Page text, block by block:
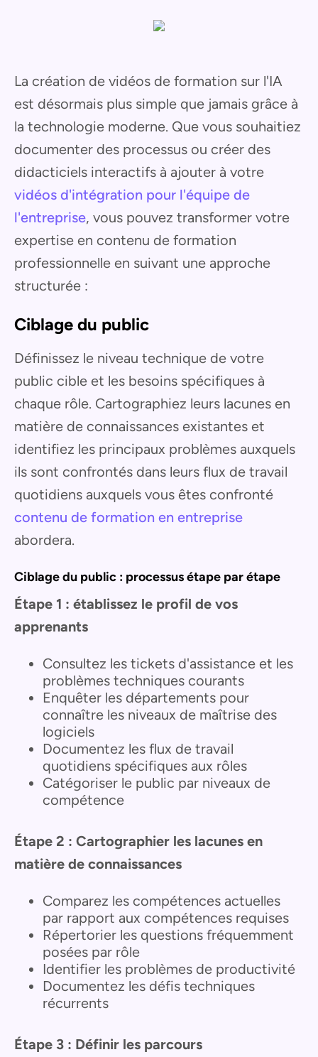
La création de vidéos de formation sur l'IA
est désormais plus simple que jamais grâce à
la technologie moderne. Que vous souhaitiez
documenter des processus ou créer des
didacticiels interactifs à ajouter à votre
vidéos d'intégration pour l'équipe de
l'entreprise, vous pouvez transformer votre
expertise en contenu de formation
professionnelle en suivant une approche
structurée :
Ciblage du public
Définissez le niveau technique de votre
public cible et les besoins spécifiques à
chaque rôle. Cartographiez leurs lacunes en
matière de connaissances existantes et
identifiez les principaux problèmes auxquels
ils sont confrontés dans leurs flux de travail
quotidiens auxquels vous êtes confronté
contenu de formation en entreprise
abordera.
Ciblage du public : processus étape par étape
Étape 1 : établissez le profil de vos
apprenants
Consultez les tickets d'assistance et les
problèmes techniques courants
Enquêter les départements pour
connaître les niveaux de maîtrise des
logiciels
Documentez les flux de travail
quotidiens spécifiques aux rôles
Catégoriser le public par niveaux de
compétence
Étape 2 : Cartographier les lacunes en
matière de connaissances
Comparez les compétences actuelles
par rapport aux compétences requises
Répertorier les questions fréquemment
posées par rôle
Identifier les problèmes de productivité
Documentez les défis techniques
récurrents
Étape 3 : Définir les parcours